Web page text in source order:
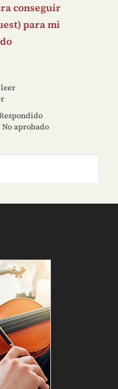
conseguir
para mi
No aprobado